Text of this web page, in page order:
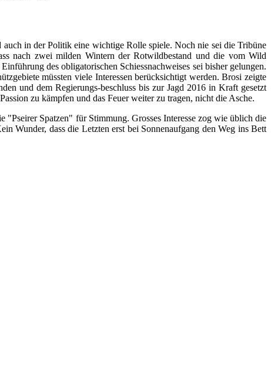
auch in der Politik eine wichtige Rolle spiele. Noch nie sei die Tribüne
nach zwei milden Wintern der Rotwildbestand und die vom Wild
des obligatorischen Schiessnachweises sei bisher gelungen.
müssten viele Interessen berücksichtigt werden. Brosi zeigte
und dem Regierungs-beschluss bis zur Jagd 2016 in Kraft gesetzt
zu kämpfen und das Feuer weiter zu tragen, nicht die Asche.
Spatzen" für Stimmung. Grosses Interesse zog wie üblich die
Wunder, dass die Letzten erst bei Sonnenaufgang den Weg ins Bett